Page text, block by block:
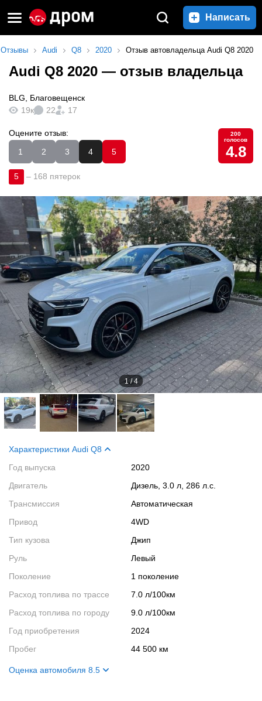
Написать
Отзывы Audi Q8 2020 Отзыв автовладельца Audi Q8 2020
Audi Q8 2020 — отзыв владельца
BLG
Благовещенск
19к
22 17
Оцените отзыв:
1
2 3 4 5
200
голосов
4.8
5 – 168 пятерок
1/4
Характеристики Audi Q8
Год выпуска
2020
Двигатель
Дизель, 3.0 л, 286 л.с.
Трансмиссия
Автоматическая
Привод
4WD
Тип кузова
Джип
Руль
Левый
Поколение
1 поколение
Расход топлива по трассе
7.0 л/100км
Расход топлива по городу
9.0 л/100км
Год приобретения
2024
Пробег
44 500 км
Оценка автомобиля 8.5